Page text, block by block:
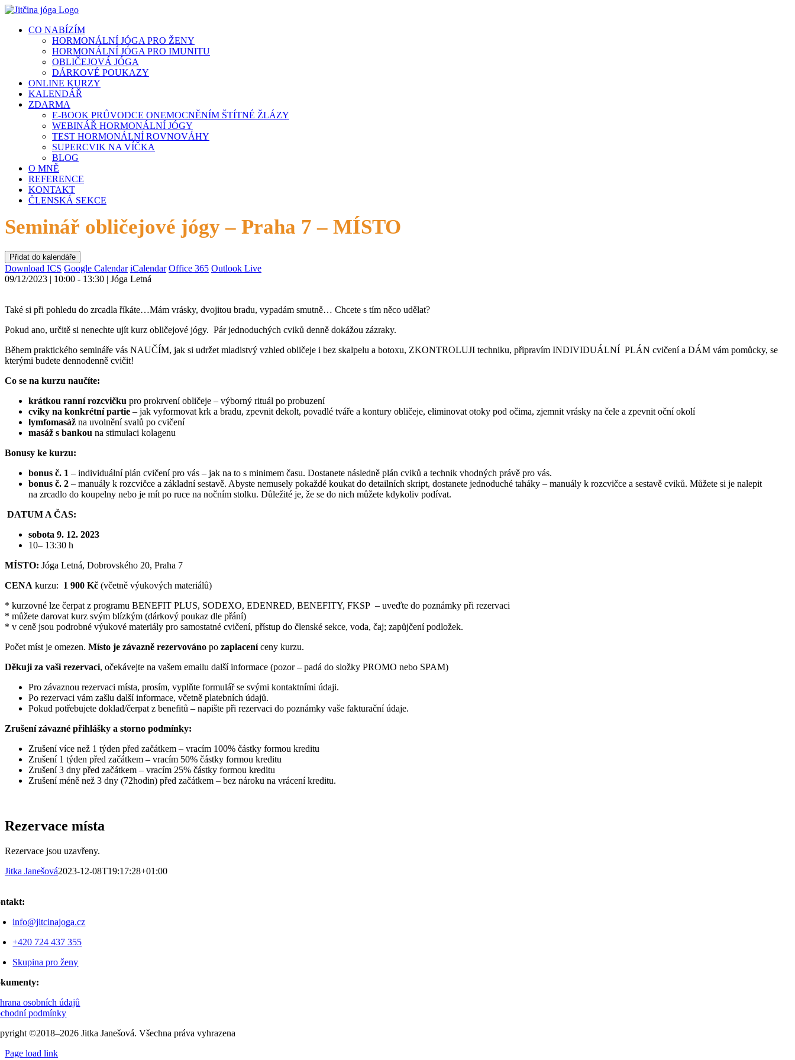
Přeskočit
obsah
CO NABÍZÍM
HORMONÁLNÍ JÓGA PRO ŽENY
HORMONÁLNÍ JÓGA PRO IMUNITU
OBLIČEJOVÁ JÓGA
DÁRKOVÉ POUKAZY
ONLINE KURZY
KALENDÁŘ
ZDARMA
E-BOOK PRŮVODCE ONEMOCNĚNÍM ŠTÍTNÉ ŽLÁZY
WEBINÁŘ HORMONÁLNÍ JÓGY
TEST HORMONÁLNÍ ROVNOVÁHY
SUPERCVIK NA VÍČKA
BLOG
O MNĚ
REFERENCE
KONTAKT
ČLENSKÁ SEKCE
Seminář obličejové jógy – Praha 7 – MÍSTO
Přidat do kalendáře
Download ICS Google Calendar iCalendar Office 365 Outlook Live
09/12/2023 | 10:00 - 13:30 | Jóga Letná
Také si při pohledu do zrcadla říkáte…Mám vrásky, dvojitou bradu, vypadám smutně… Chcete s tím něco udělat?
Pokud ano, určitě si nenechte ujít kurz obličejové jógy. Pár jednoduchých cviků denně dokážou zázraky.
Během praktického semináře vás NAUČÍM, jak si udržet mladistvý vzhled obličeje i bez skalpelu a botoxu, ZKONTROLUJI techniku, připravím INDIVIDUÁLNÍ PLÁN cvičení a DÁM vám pomůcky, se
kterými budete dennodenně cvičit!
Co se na kurzu naučíte:
krátkou ranní rozcvičku pro prokrvení obličeje – výborný rituál po probuzení
cviky na konkrétní partie – jak vyformovat krk a bradu, zpevnit dekolt, povadlé tváře a kontury obličeje, eliminovat otoky pod očima, zjemnit vrásky na čele a zpevnit oční okolí
lymfomasáž na uvolnění svalů po cvičení
masáž s bankou na stimulaci kolagenu
Bonusy ke kurzu:
bonus č. 1 – individuální plán cvičení pro vás – jak na to s minimem času. Dostanete následně plán cviků a technik vhodných právě pro vás.
bonus č. 2 – manuály k rozcvičce a základní sestavě. Abyste nemusely pokaždé koukat do detailních skript, dostanete jednoduché taháky – manuály k rozcvičce a sestavě cviků. Můžete si je nalepit
na zrcadlo do koupelny nebo je mít po ruce na nočním stolku. Důležité je, že se do nich můžete kdykoliv podívat.
DATUM A ČAS:
sobota 9. 12. 2023
10– 13:30 h
MÍSTO: Jóga Letná, Dobrovského 20, Praha 7
CENA kurzu: 1 900 Kč (včetně výukových materiálů)
* kurzovné lze čerpat z programu BENEFIT PLUS, SODEXO, EDENRED, BENEFITY, FKSP – uveďte do poznámky při rezervaci
* můžete darovat kurz svým blízkým (dárkový poukaz dle přání)
* v ceně jsou podrobné výukové materiály pro samostatné cvičení, přístup do členské sekce, voda, čaj; zapůjčení podložek.
Počet míst je omezen. Místo je závazně rezervováno po zaplaceníceny kurzu.
Děkuji za vaši rezervaci, očekávejte na vašem emailu další informace (pozor – padá do složky PROMO nebo SPAM)
Pro závaznou rezervaci místa, prosím, vyplňte formulář se svými kontaktními údaji.
Po rezervaci vám zašlu další informace, včetně platebních údajů.
Pokud potřebujete doklad/čerpat z benefitů – napište při rezervaci do poznámky vaše fakturační údaje.
Zrušení závazné přihlášky a storno podmínky:
Zrušení více než 1 týden před začátkem – vracím 100% částky formou kreditu
Zrušení 1 týden před začátkem – vracím 50% částky formou kreditu
Zrušení 3 dny před začátkem – vracím 25% částky formou kreditu
Zrušení méně než 3 dny (72hodin) před začátkem – bez nároku na vrácení kreditu.
Rezervace místa
Rezervace jsou uzavřeny.
Jitka Janešová2023-12-08T19:17:28+01:00
info@jitcinajoga.cz
+420 724 437 355
Skupina pro ženy
osobních údajů
podmínky
©2018–2026 Jitka Janešová. Všechna práva vyhrazena
Page load link